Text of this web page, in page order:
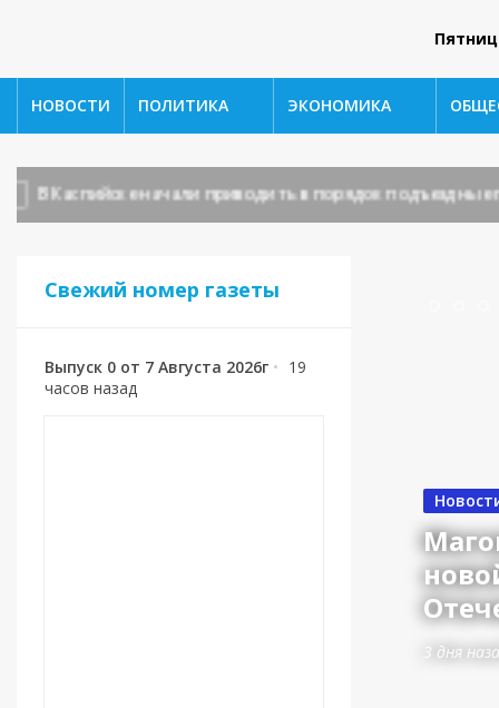
НОВОСТИ ПОЛИТИКА ЭКОНОМИКА
Каспийске начали приводить в порядок подъездные
Свежий номер газеты
Выпуск 0 от 7 Августа 2026г • 19
часов назад
3 дня